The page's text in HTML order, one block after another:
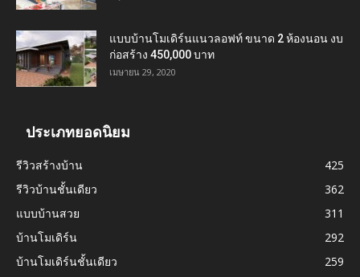
แบบบ้านโมเดิร์นแนวลอฟท์ ขนาด 2 ห้องนอน งบ
ก่อสร้าง 450,000 บาท
เมษายน 29, 2020
ประเภทยอดนิยม
รีวิวสร้างบ้าน
425
รีวิวบ้านชั้นเดียว
362
แบบบ้านสวย
311
บ้านโมเดิร์น
292
บ้านโมเดิร์นชั้นเดียว
259